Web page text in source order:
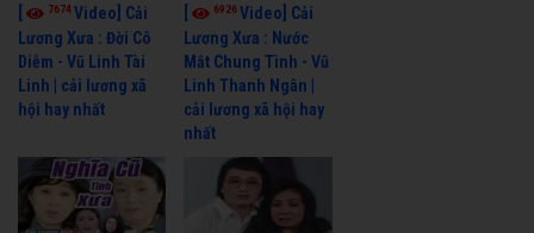
7674Video] Cải
Lương Xưa : Đời Cô
Diễm - Vũ Linh Tài
Linh | cải lương xã
hội hay nhất
6926Video] Cải
Lương Xưa : Nước
Mắt Chung Tình - Vũ
Linh Thanh Ngân |
cải lương xã hội hay
nhất